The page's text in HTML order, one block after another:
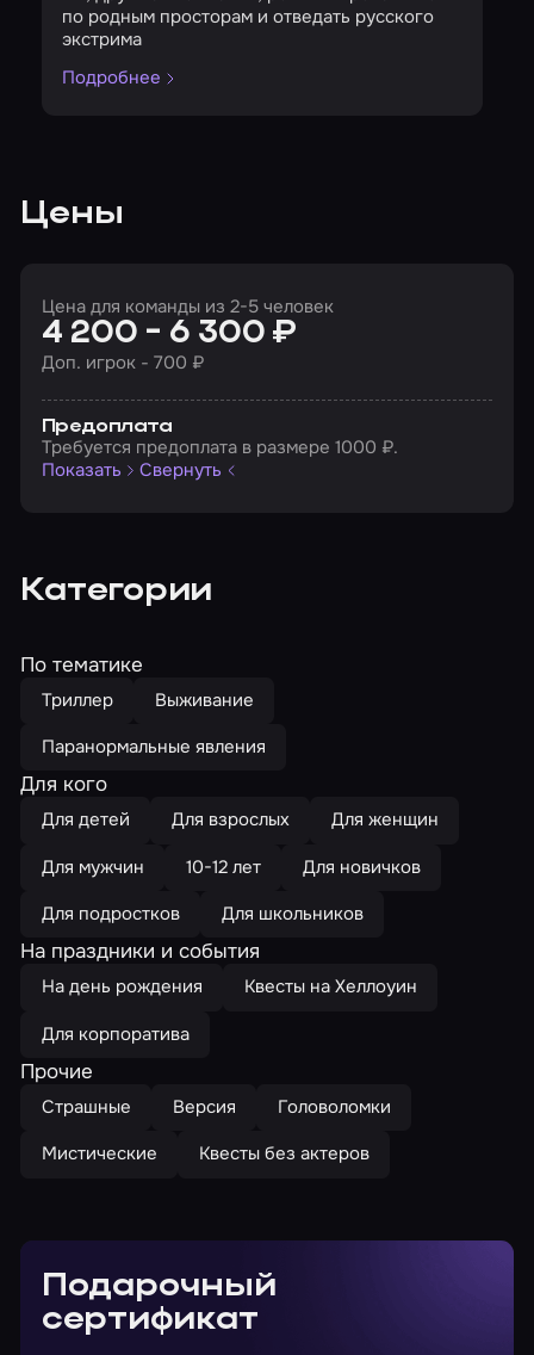
по родным просторам и отведать русского
экстрима
Подробнее
Цены
Цена для команды из 2-5 человек
4 200 - 6 300 ₽
Доп. игрок - 700 ₽
Предоплата
Требуется предоплата в размере 1000 ₽.
Показать
Свернуть
Категории
По тематике
Триллер
Выживание
Паранормальные явления
Для кого
Для детей Для взрослых
Для женщин
Для мужчин
10-12 лет
Для новичков
Для подростков
Для школьников
На праздники и события
На день рождения
Квесты на Хеллоуин
Для корпоратива
Прочие
Страшные Версия
Головоломки
Мистические
Квесты без актеров
Подарочный
сертификат